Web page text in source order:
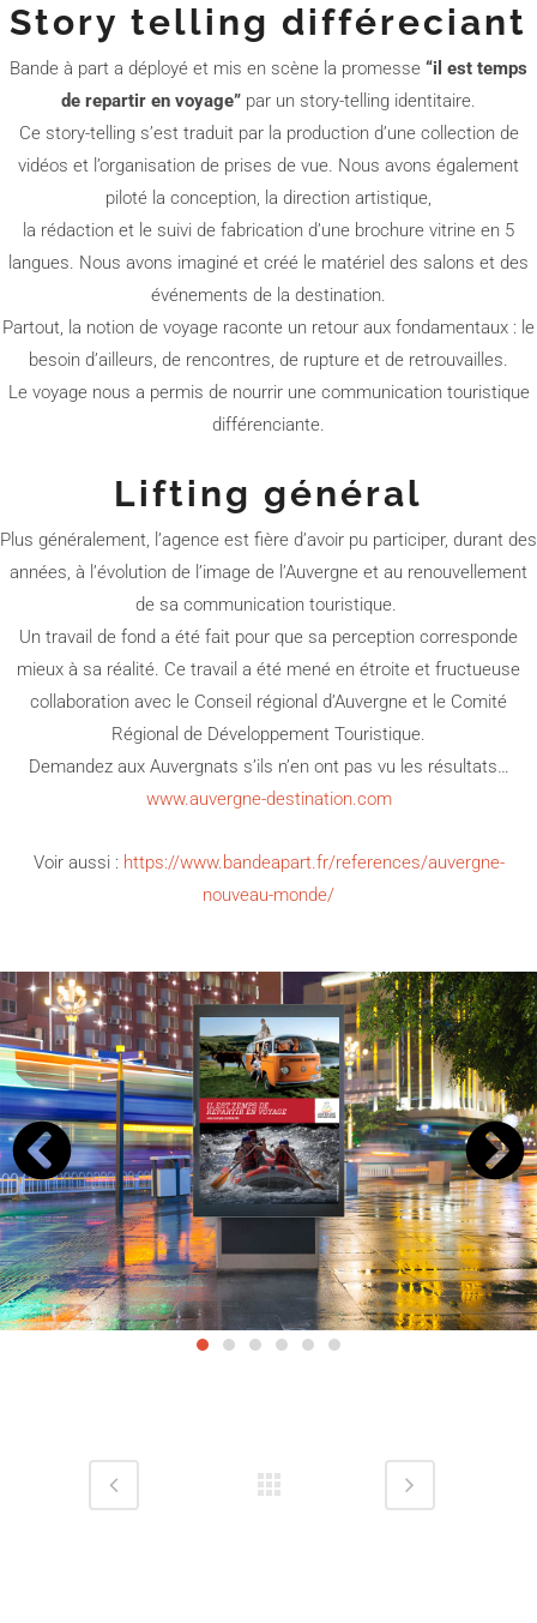
Story telling différeciant
Bande à part a déployé et mis en scène la promesse “il est temps
de repartir en voyage” par un story-telling identitaire.
Ce story-telling s’est traduit par la production d’une collection de
vidéos et l’organisation de prises de vue. Nous avons également
piloté la conception, la direction artistique,
la rédaction et le suivi de fabrication d’une brochure vitrine en 5
langues. Nous avons imaginé et créé le matériel des salons et des
événements de la destination.
Partout, la notion de voyage raconte un retour aux fondamentaux : le
besoin d’ailleurs, de rencontres, de rupture et de retrouvailles.
Le voyage nous a permis de nourrir une communication touristique
différenciante.
Lifting général
Plus généralement, l’agence est fière d’avoir pu participer, durant des
années, à l’évolution de l’image de l’Auvergne et au renouvellement
de sa communication touristique.
Un travail de fond a été fait pour que sa perception corresponde
mieux à sa réalité. Ce travail a été mené en étroite et fructueuse
collaboration avec le Conseil régional d’Auvergne et le Comité
Régional de Développement Touristique.
Demandez aux Auvergnats s’ils n’en ont pas vu les résultats…
www.auvergne-destination.com
Voir aussi : https://www.bandeapart.fr/references/auvergne-
nouveau-monde/